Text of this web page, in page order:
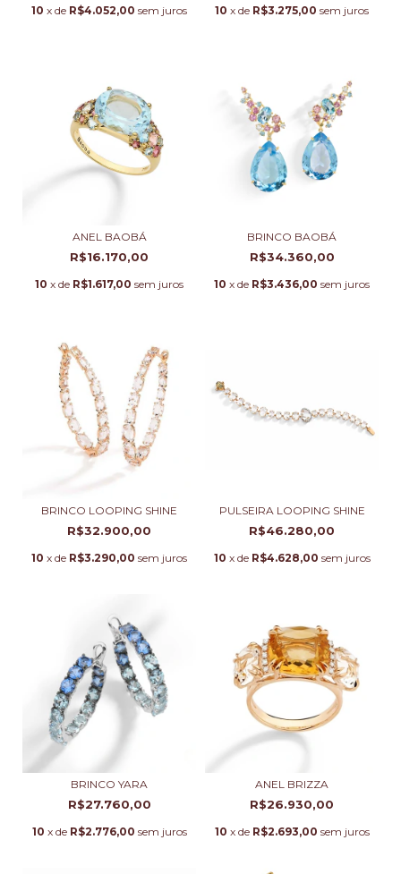
10 x de R$4.052,00 sem juros 10 x de R$3.275,00 sem juros
ANEL BAOBÁ
R$16.170,00
10 x de R$1.617,00 sem juros
BRINCO BAOBÁ
R$34.360,00
10 x de R$3.436,00 sem juros
BRINCO LOOPING SHINE
R$32.900,00
10 x de R$3.290,00 sem juros
PULSEIRA LOOPING SHINE
R$46.280,00
10 x de R$4.628,00 sem juros
BRINCO YARA
R$27.760,00
10 x de R$2.776,00 sem juros
ANEL BRIZZA
R$26.930,00
10 x de R$2.693,00 sem juros